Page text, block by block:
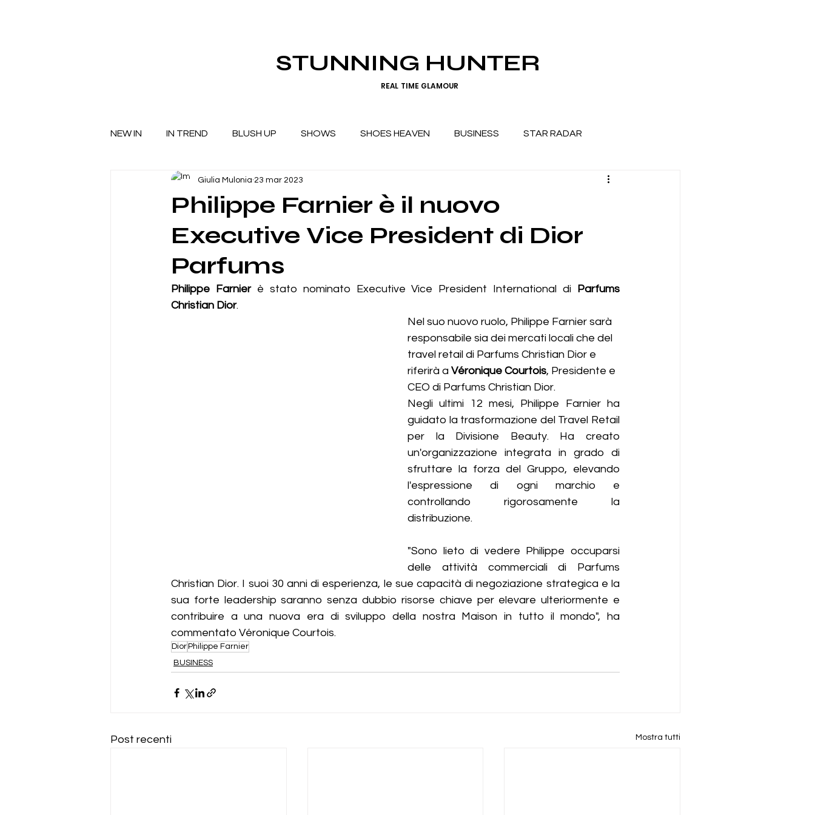
STUNNING HUNTER
REAL TIME GLAMOUR
NEW IN IN TREND BLUSH UP SHOWS SHOES HEAVEN BUSINESS STAR RADAR
Philippe Farnier è il nuovo
Executive Vice President di Dior
Parfums
Giulia Mulonia 23 mar 2023
Philippe Farnier è stato nominato Executive Vice President International di
Parfums
Christian Dior.
Nel suo nuovo ruolo, Philippe Farnier sarà
responsabile sia dei mercati locali che del
travel retail di Parfums Christian Dior e
riferirà a Véronique Courtois, Presidente e
CEO di Parfums Christian Dior.
Negli ultimi 12 mesi, Philippe Farnier ha
guidato la trasformazione del Travel Retail
per la Divisione Beauty. Ha creato
un'organizzazione integrata in grado di
sfruttare la forza del Gruppo, elevando
l'espressione di ogni marchio e
controllando rigorosamente la
distribuzione.
"Sono lieto di vedere Philippe occuparsi
delle attività commerciali di Parfums
Christian Dior. I suoi 30 anni di esperienza, le sue capacità di negoziazione strategica e la
sua forte leadership saranno senza dubbio risorse chiave per elevare ulteriormente e
contribuire a una nuova era di sviluppo della nostra Maison in tutto il mondo", ha
commentato Véronique Courtois.
Dior Philippe Farnier
BUSINESS
Post recenti Mostra tutti